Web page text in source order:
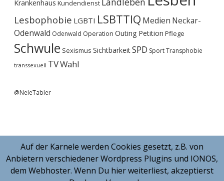
Krankenhaus Kundendienst
Lesbophobie LGBTI LSBTTIQ Medien Neckar-
Odenwald Odenwald Operation Outing Petition Pflege
Schwule Sexismus SichtbarkeitSPD SportTransphobie
transsexuell TVWahl
@NeleTabler
Auf der Karnele werden Cookies gesetzt, z.B. von
Anbietern verschiedener Wordpress Plugins und IONOS,
dem Webhoster. Wenn Du hier weiterliest, akzeptierst